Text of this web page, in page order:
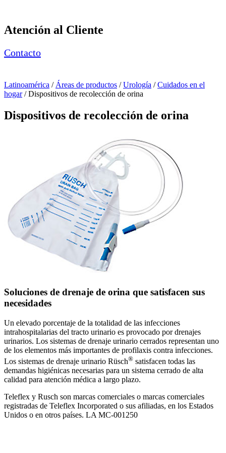
Atención al Cliente
Contacto
Latinoamérica / Áreas de productos /Urología /Cuidados en el
hogar/ Dispositivos de recolección de orina
Dispositivos de recolección de orina
Soluciones de drenaje de orina que satisfacen sus
necesidades
Un elevado porcentaje de la totalidad de las infecciones
intrahospitalarias del tracto urinario es provocado por drenajes
urinarios. Los sistemas de drenaje urinario cerrados representan uno
de los elementos más importantes de profilaxis contra infecciones.
Los sistemas de drenaje urinario Rüsch® satisfacen todas las
demandas higiénicas necesarias para un sistema cerrado de alta
calidad para atención médica a largo plazo.
Teleflex y Rusch son marcas comerciales o marcas comerciales
registradas de Teleflex Incorporated o sus afiliadas, en los Estados
Unidos o en otros países. LA MC-001250